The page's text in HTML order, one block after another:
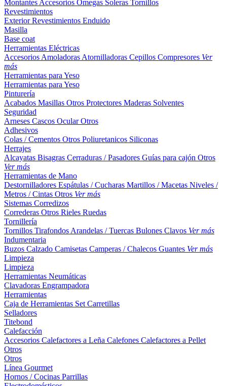
Montantes Accesorios Omegas Soleras Tornillos
Revestimientos
ExteriorRevestimientos Enduido
Masilla
Base coat
Herramientas Eléctricas
Accesorios Amoladoras Atornilladoras Cepillos Compresores Ver
más
Herramientas para Yeso
Herramientas para Yeso
Pinturería
Acabados Masillas Otros Protectores Maderas Solventes
Seguridad
Arneses Cascos OcularOtros
Adhesivos
Colas / Cementos Otros Poliuretanicos Siliconas
Herrajes
Alcayatas Bisagras Cerraduras / Pasadores Guías para cajón Otros
Ver más
Herramientas de Mano
Destornilladores Espátulas / Cucharas Martillos / Macetas Niveles /
Metros / Cintas Otros Ver más
Sistemas Corredizos
Correderas Otros Rieles Ruedas
Tornillería
Tornillos Tirafondos Arandelas / Tuercas Bulones Clavos Ver más
Indumentaria
Buzos Calzado Camisetas Camperas / Chalecos Guantes Ver más
Limpieza
Limpieza
Herramientas Neumáticas
Clavadoras Engrampadora
Herramientas
Caja de Herramientas Set Carretillas
Selladores
Titebond
Calefacción
Accesorios Calefactores a Leña Calefones Calefactores a Pellet
Otros
Otros
Línea Gourmet
Hornos / Cocinas Parrillas